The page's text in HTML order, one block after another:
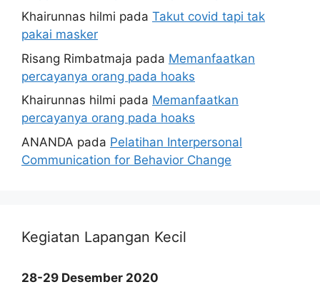
Khairunnas hilmi pada Takut covid tapi tak
pakai masker
Risang Rimbatmaja pada Memanfaatkan
percayanya orang pada hoaks
Khairunnas hilmi pada Memanfaatkan
percayanya orang pada hoaks
ANANDA pada Pelatihan Interpersonal
Communication for Behavior Change
Kegiatan Lapangan Kecil
28-29 Desember 2020